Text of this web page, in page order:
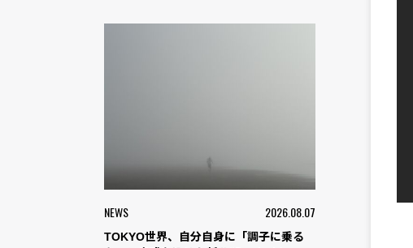
NEWS 2026.08.07
TOKYO世界、自分自身に「調子に乗る